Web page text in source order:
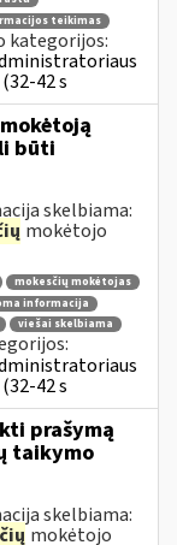
teikimas
kategorijos:
42 s
mokėtoją
būti
skelbiama:
mokėtojo
mokesčių mokėtojas
informacija
viešai skelbiama
42 s
prašymą
taikymo
skelbiama:
mokėtojo